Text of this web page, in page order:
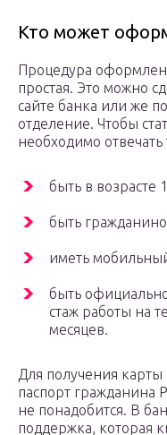
Кто может
Процедура
простая. Это можно
сайте банка или же
отделение. Чтобы
необходимо
быть в возрасте
быть
иметь
быть
стаж работы на
месяцев.
Для получения
паспорт гражданина
не понадобится. В
поддержка, которая